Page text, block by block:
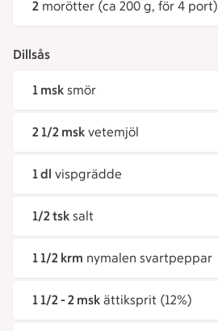
2 morötter (ca 200 g, för 4 port)
Dillsås
1 msk smör
2 1/2 msk vetemjöl
1 dl vispgrädde
1/2 tsk salt
1 1/2 krm nymalen svartpeppar
1 1/2 - 2 msk ättiksprit (12%)